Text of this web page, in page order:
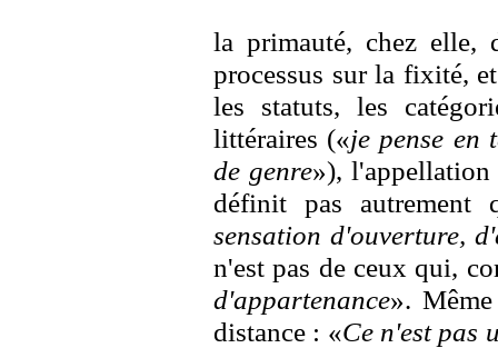
la primauté, chez elle,
processus sur la fixité,
les statuts, les
littéraires («je pense en
de genre»), l'appellation
définit pas autrement
sensation d'ouverture,
n'est pas de ceux qui,
d'appartenance».
distance : «Ce n'est pas